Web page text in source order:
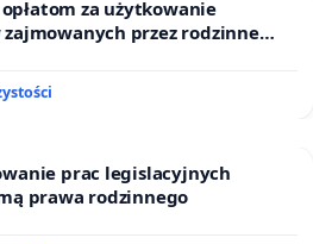
za użytkowanie
przez rodzinne
prac legislacyjnych
prawa rodzinnego